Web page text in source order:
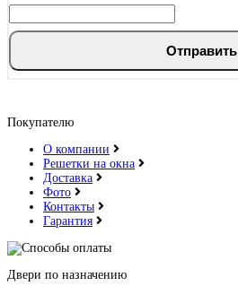
Милк софт
Отправить
Покупателю
О компании
Решетки на окна
Доставка
Фото
Контакты
Гарантия
Двери по назначению